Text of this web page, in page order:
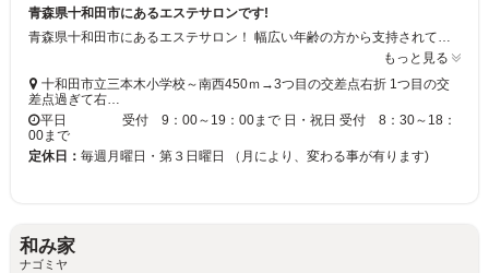
青森県十和田市にあるエステサロンです!
青森県十和田市にあるエステサロン！ 幅広い年齢の方から支持されているお店で気軽にご利用いただけます! このサロンで、もっとキレイな自分になりませんか? 皆様のご利用お待ちしています！
もっと見る
十和田市立三本木小学校～南西450ｍ→3つ目の交差点右折 1つ目の交
差点過ぎて右…
平日 受付 9：00～19：00まで 日・祝日 受付 8：30～18：
00まで
定休日： 毎週月曜日・第３日曜日 （月により、変わる事が有ります)
和み家
ナゴミヤ